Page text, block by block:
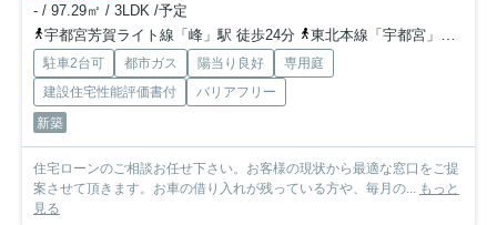
- / 97.29㎡ / 3LDK /予定
宇都宮芳賀ライト線「峰」駅 徒歩24分
東北本線「宇都宮」駅 徒歩33分
駐車2台可 都市ガス 陽当り良好
専用庭
建設住宅性能評価書付
バリアフリー
新築
住宅ローンのご相談お任せ下さい。お客様の現状から最適な窓口をご提
案させて頂きます。お車の借り入れが残っている方や、毎月の... もっと
見る